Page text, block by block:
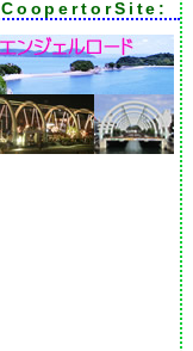
CoopertorSite: